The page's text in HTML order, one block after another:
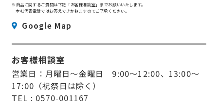
※商品に関するご質問は下記「お客様相談室」までお願いいたします。
本社代表電話ではお答えできかねますのでご了承ください。
Google Map
お客様相談室
営業日：月曜日〜金曜日 9:00〜12:00、13:00〜
17:00（祝祭日は除く）
TEL : 0570-001167